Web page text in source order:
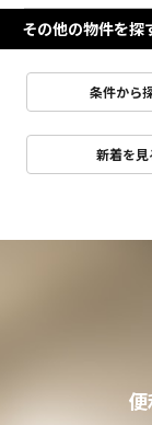
その他の物件を探
条件から
新着を見